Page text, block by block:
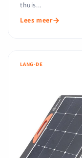
thuis...
Lees meer
LANG-DE